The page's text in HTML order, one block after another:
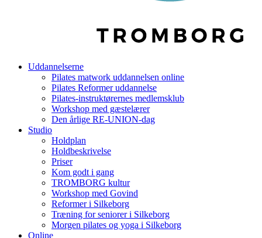
Uddannelserne
Pilates matwork uddannelsen online
Pilates Reformer uddannelse
Pilates-instruktørernes medlemsklub
Workshop med gæstelærer
Den årlige RE-UNION-dag
Studio
Holdplan
Holdbeskrivelse
Priser
Kom godt i gang
TROMBORG kultur
Workshop med Govind
Reformer i Silkeborg
Træning for seniorer i Silkeborg
Morgen pilates og yoga i Silkeborg
Online